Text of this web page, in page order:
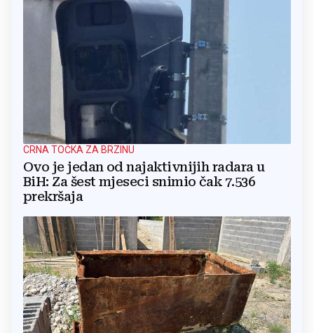
CRNA TOČKA ZA BRZINU
Ovo je jedan od najaktivnijih radara u
BiH: Za šest mjeseci snimio čak 7.536
prekršaja